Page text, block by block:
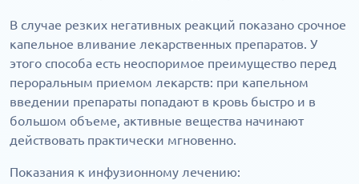
В случае резких негативных реакций показано срочное
капельное вливание лекарственных препаратов. У
этого способа есть неоспоримое преимущество перед
пероральным приемом лекарств: при капельном
введении препараты попадают в кровь быстро и в
большом объеме, активные вещества начинают
действовать практически мгновенно.
Показания к инфузионному лечению: